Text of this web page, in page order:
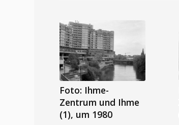
Foto: Ihme-
Zentrum und Ihme
(1), um 1980